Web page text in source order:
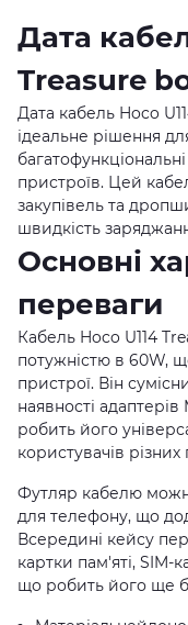
Дата
Treasure
Дата кабель Hoco
ідеальне рішення
пристроїв. Цей
закупівель та
швидкість
Основні
переваги
Кабель Hoco U114
потужністю в 60W,
пристрої. Він
наявності
робить його
користувачів різних
Футляр кабелю
для телефону, що
Всередині кейсу
картки пам'яті, SIM-
що робить його ще